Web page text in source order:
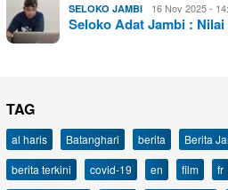
SELOKO JAMBI 16 Nov 2025 -
Seloko Adat Jambi :
TAG
al haris Batanghari berita Berita
berita terkini
covid-19 en film fr